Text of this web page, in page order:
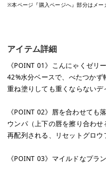
※本ページ『購入ページへ』部分はメー
アイテム詳細
《POINT 01》こんにゃくゼリ
42%水分ベースで、べたつかず
重ね塗りしても重くならないデ
《POINT 02》唇を合わせても
ウンパ（上下の唇を擦り合わ
再配列される、リセットグロウ
《POINT 03》マイルドなプラ